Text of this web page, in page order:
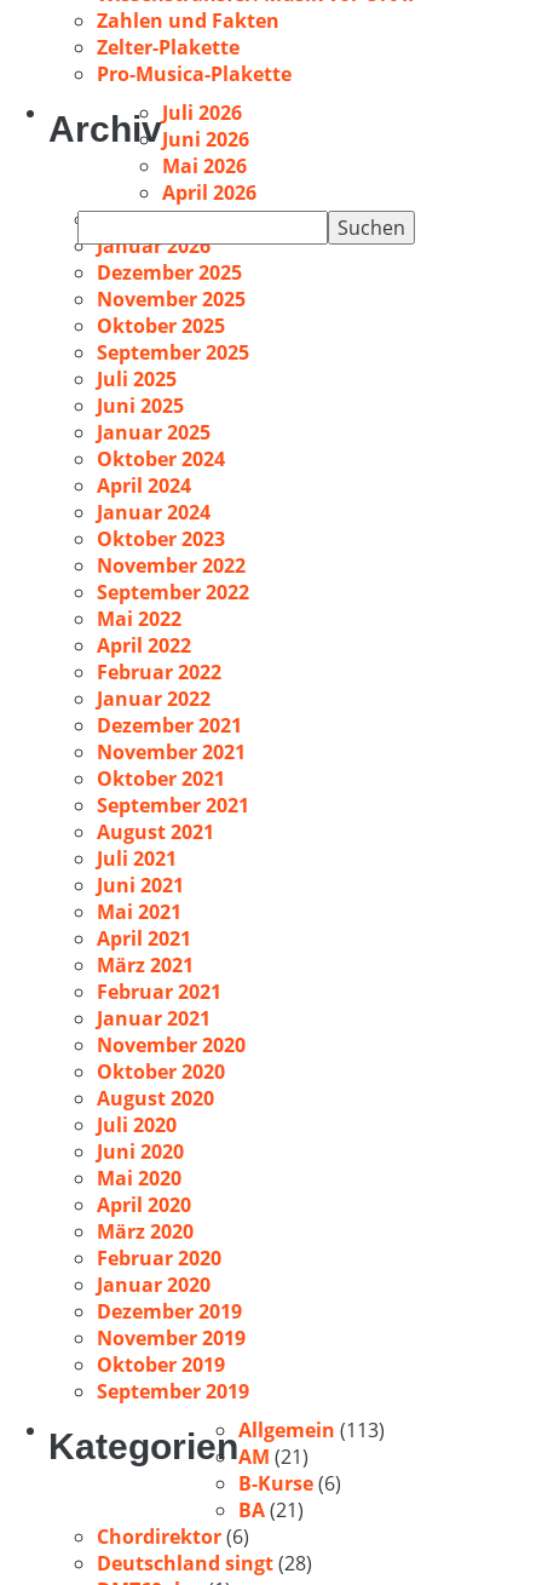
Suchen
nach:
Zahlen und Fakten
Zelter-Plakette
Pro-Musica-Plakette
ArchivJuli 2026
Juni 2026
Mai 2026
April 2026
Februar 2026
Januar 2026
Dezember 2025
November 2025
Oktober 2025
September 2025
Juli 2025
Juni 2025
Januar 2025
Oktober 2024
April 2024
Januar 2024
Oktober 2023
November 2022
September 2022
Mai 2022
April 2022
Februar 2022
Januar 2022
Dezember 2021
November 2021
Oktober 2021
September 2021
August 2021
Juli 2021
Juni 2021
Mai 2021
April 2021
März 2021
Februar 2021
Januar 2021
November 2020
Oktober 2020
August 2020
Juli 2020
Juni 2020
Mai 2020
April 2020
März 2020
Februar 2020
Januar 2020
Dezember 2019
November 2019
Oktober 2019
September 2019
KategorienAllgemein (113)
AM (21)
B-Kurse(6)
BA(21)
Chordirektor(6)
Deutschland singt(28)